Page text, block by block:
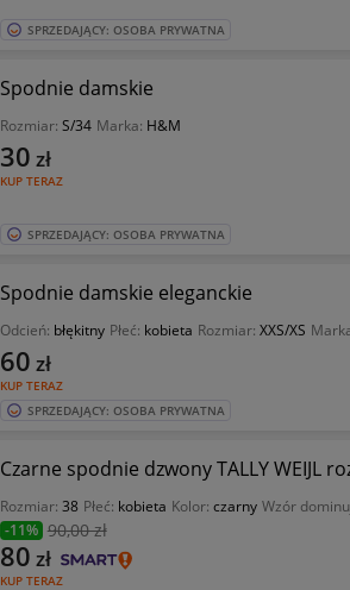
SPRZEDAJĄCY: OSOBA PRYWATNA
Spodnie damskie
Rozmiar: S/34 Marka: H&M
KUP TERAZ
30 zł
SPRZEDAJĄCY: OSOBA PRYWATNA
Spodnie damskie eleganckie
Odcień: błękitny Płeć: kobieta Rozmiar: XXS/XS
KUP TERAZ
60 zł
SPRZEDAJĄCY: OSOBA PRYWATNA
Czarne spodnie dzwony TALLY WEIJL
Rozmiar: 38 Płeć: kobieta Kolor: czarny Wzór
-11% 90,00 zł
KUP TERAZ
80 zł